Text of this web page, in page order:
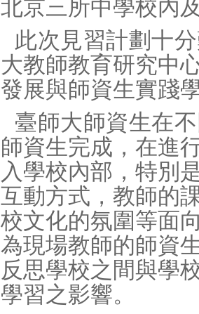
北京三所中學校內
此次見習計劃十
大教師教育研究中
發展與師資生實踐
臺師大師資生在
師資生完成，在進
入學校內部，特別
互動方式，教師的
校文化的氛圍等面
為現場教師的師資
反思學校之間與學
學習之影響。